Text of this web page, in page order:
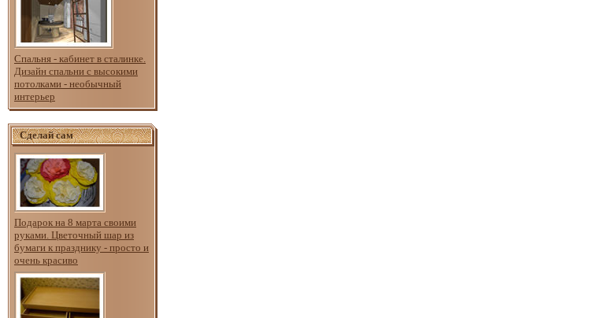
Спальня - кабинет в сталинке.
Дизайн спальни с высокими
потолками - необычный
интерьер
Сделай сам
Подарок на 8 марта своими
руками. Цветочный шар из
бумаги к празднику - просто и
очень красиво